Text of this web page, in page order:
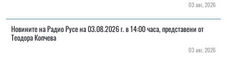
03 авг, 2026
Новините на Радио Русе на 03.08.2026 г. в 14:00 часа, представени от
Теодора Копчева
03 авг, 2026